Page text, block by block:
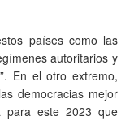
países como las
autoritarios y
En el otro extremo,
democracias mejor
para este 2023 que